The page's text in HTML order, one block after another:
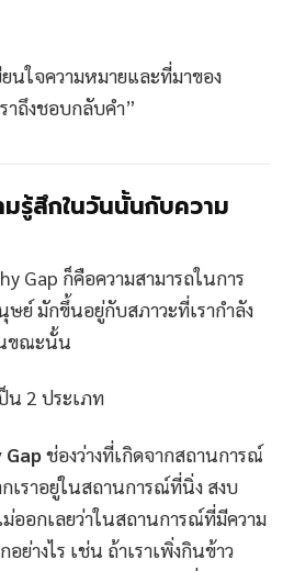
ใจความหมายและที่มาของ
าถึงชอบกลับคำ”
รู้สึกในวันนั้นกับความ
Gap ก็คือความสามารถในการ
ษย์ มักขึ้นอยู่กับสภาวะที่เรากำลัง
นขณะนั้น
น 2 ประเภท
ช่องว่างที่เกิดจากสถานการณ์
เราอยู่ในสถานการณ์ที่นิ่ง สงบ
ออกเลยว่าในสถานการณ์ที่มีความ
ย่างไร เช่น ถ้าเราเพิ่งกินข้าว